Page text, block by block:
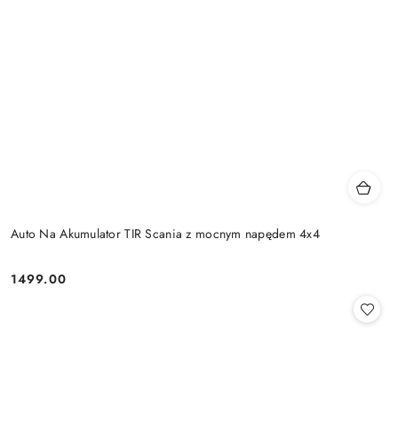
Auto Na Akumulator TIR Scania z mocnym napędem 4x4
Cena:
1499.00